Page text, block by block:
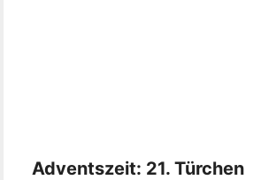
Adventszeit: 21. Türchen